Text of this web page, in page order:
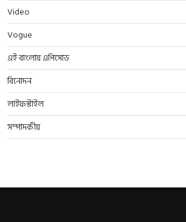
Video
Vogue
এই বাংলায় এপিসোড
বিনোদন
লাইফস্টাইল
সম্পাদকীয়